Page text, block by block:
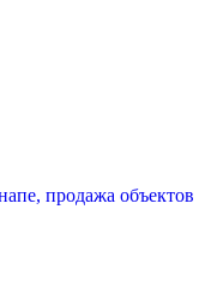
продажа объектов